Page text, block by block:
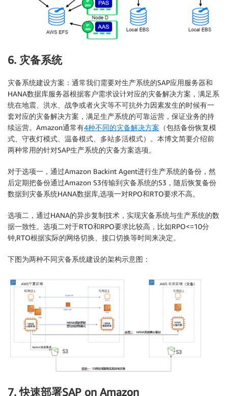
6. 灾备系统
灾备系统建设方案：通常我们需要对生产系统的SAP应用服务器和
HANA数据库服务器根据客户需求设计对应的灾备解决方案，满足系
统在地震、洪水、战争或者火灾等不可抗外力因素发生的时候有一
套对应的灾备解决方案，满足生产系统的可靠运营，保证业务的持
续运营。Amazon通常有4种不同的灾备解决方案 （包括备份恢复模
式、守夜灯模式、温备模式、多站多活模式）。本博文简要介绍前
两种常用的针对SAP生产系统的灾备方案选项。
对于选项一，通过Amazon Backint Agent进行生产系统的备份，然
后定期把备份通过Amazon S3传输到灾备系统的S3，随后恢复备份
数据到灾备系统HANA数据库,选项一对RPO和RTO要求不高。
选项二，通过HANA的异步复制技术，实现灾备系统与生产系统的数
据一致性。选项二对于RTO和RPO要求比较高，比如RPO<=10分
钟,RTO根据实际的网络切换、接口切换等时间来决定。
下图为两种不同灾备系统建设的架构示意图：
7. 快速部署SAP on Amazon